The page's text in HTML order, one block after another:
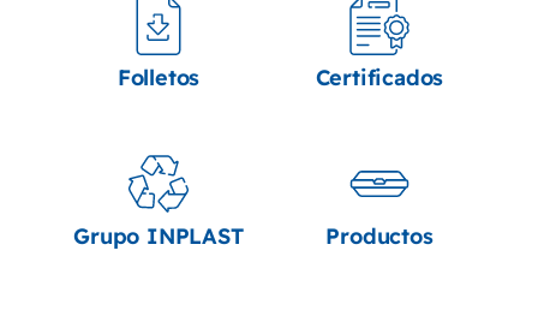
Folletos Certificados
Grupo INPLAST Productos